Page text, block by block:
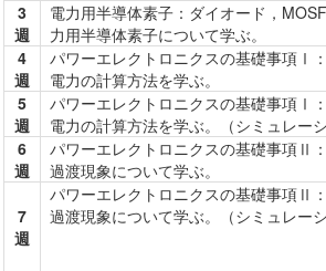
3
週
電力用半導体素子：ダイオード，
力用半導体素子について学ぶ。
4
週
パワーエレクトロニクスの基礎事項Ⅰ
電力の計算方法を学ぶ。
5
週
パワーエレクトロニクスの基礎事項Ⅰ
電力の計算方法を学ぶ。（シミュレー
6
週
パワーエレクトロニクスの基礎事項Ⅱ
過渡現象について学ぶ。
7
週
パワーエレクトロニクスの基礎事項Ⅱ
過渡現象について学ぶ。（シミュレー